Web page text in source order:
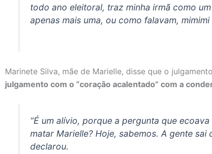
todo ano eleitoral, traz minha irmã como
apenas mais uma, ou como falavam,
Marinete Silva, mãe de Marielle, disse que o
julgamento com o “coração acalentado” com a
“É um alívio, porque a pergunta que
matar Marielle? Hoje, sabemos. A gente sai
declarou.